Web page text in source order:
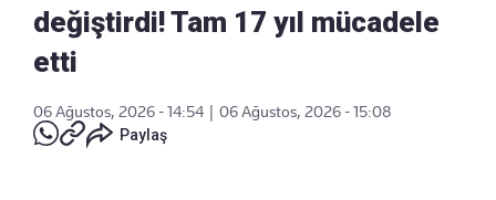
değiştirdi! Tam 17 yıl mücadele
etti
06 Ağustos, 2026 - 14:54
06 Ağustos, 2026 - 15:08
Paylaş